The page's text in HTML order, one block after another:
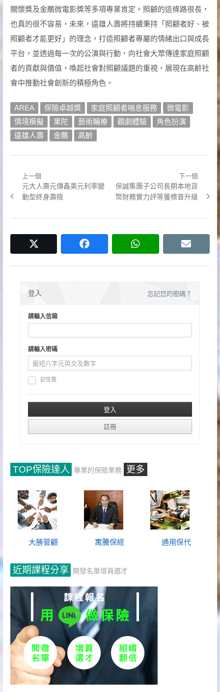
關懷獎及金鵰微電影獎等多項專業肯定。照顧的這條路很長，
也真的很不容易，未來，遠雄人壽將持續秉持「照顧者好、被
照顧者才能更好」的理念，打造照顧者專屬的情緒出口與成長
平台，並透過每一次的公演與行動，向社會大眾傳達家庭照顧
者的貢獻與價值，喚起社會對照顧議題的重視，展現在高齡社
會中推動社會創新的積極角色。
AREA 保險卓越獎 家庭照顧者喘息服務
微電影
情境模擬
果陀 藝術輔療 觀劇體驗
角色扮演
遠雄人壽
金鵰 高齡
章
導
覽
上一個
Previous
post:
元大人壽元傳鑫美元利率變
動型終身壽險
下一個
Next
post:
保誠集團子公司長期本地貨
幣財務實力評等獲標普升級
facebook whatsapp email
登入 忘記您的密碼？
請輸入信箱
請輸入密碼
記住我
TOP保險達人 專業的保險業務 更多
大勝管顧 寓騰保經 通用保代
近期課程分享 開發名單增員選才